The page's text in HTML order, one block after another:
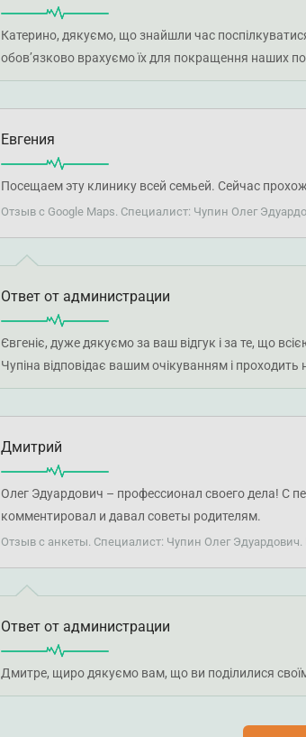
Катерино, дякуємо, що знайшли час
обов’язково врахуємо їх для покращення наших
Евгения
Посещаем эту клинику всей семьей. Сейчас
Отзыв с Google Maps. Специалист: Чупин Олег
Ответ от администрации
Євгеніє, дуже дякуємо за ваш відгук і за те, що
Чупіна відповідає вашим очікуванням і
Дмитрий
Олег Эдуардович – профессионал своего дела! С
комментировал и давал советы родителям.
Отзыв с анкеты. Специалист: Чупин Олег
Ответ от администрации
Дмитре, щиро дякуємо вам, що ви поділилися